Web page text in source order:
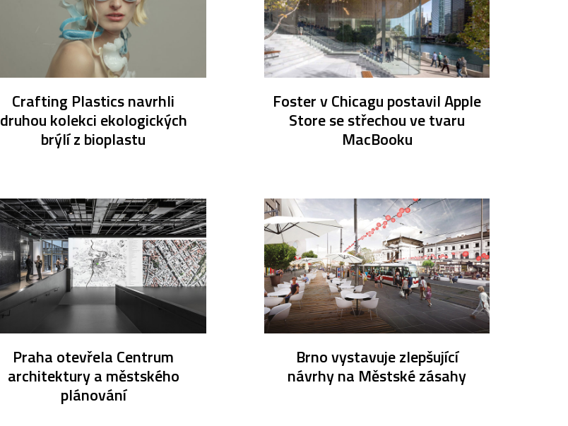
Crafting Plastics navrhli
druhou kolekci ekologických
brýlí z bioplastu
Foster v Chicagu postavil Apple
Store se střechou ve tvaru
MacBooku
Praha otevřela Centrum
architektury a městského
plánování
Brno vystavuje zlepšující
návrhy na Městské zásahy